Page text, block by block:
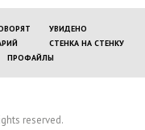
УВИДЕНО
СТЕНКА НА СТЕНКУ
ПРОФАЙЛЫ
reserved.